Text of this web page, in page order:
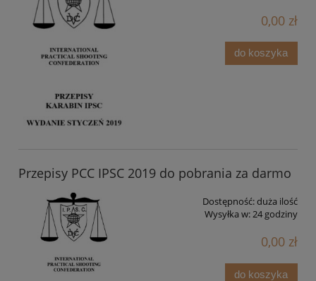
0,00 zł
do koszyka
Przepisy PCC IPSC 2019 do pobrania za darmo
Dostępność:duża ilość
Wysyłka w:24 godziny
0,00 zł
do koszyka